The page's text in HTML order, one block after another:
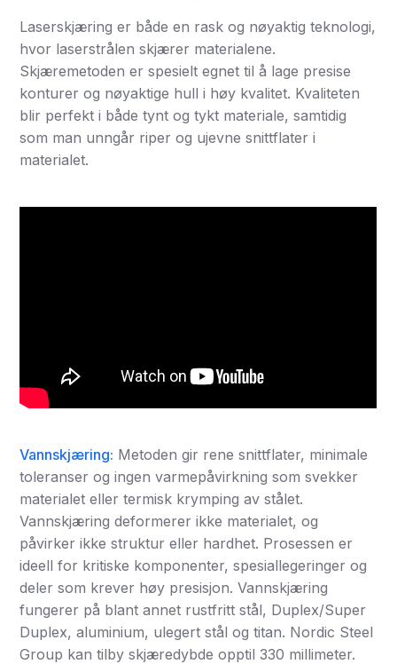
Laserskjæring er både en rask og nøyaktig teknologi,
hvor laserstrålen skjærer materialene.
Skjæremetoden er spesielt egnet til å lage presise
konturer og nøyaktige hull i høy kvalitet. Kvaliteten
blir perfekt i både tynt og tykt materiale, samtidig
som man unngår riper og ujevne snittflater i
materialet.
Vannskjæring: Metoden gir rene snittflater, minimale
toleranser og ingen varmepåvirkning som svekker
materialet eller termisk krymping av stålet.
Vannskjæring deformerer ikke materialet, og
påvirker ikke struktur eller hardhet. Prosessen er
ideell for kritiske komponenter, spesiallegeringer og
deler som krever høy presisjon. Vannskjæring
fungerer på blant annet rustfritt stål, Duplex/Super
Duplex, aluminium, ulegert stål og titan. Nordic Steel
Group kan tilby skjæredybde opptil 330 millimeter.